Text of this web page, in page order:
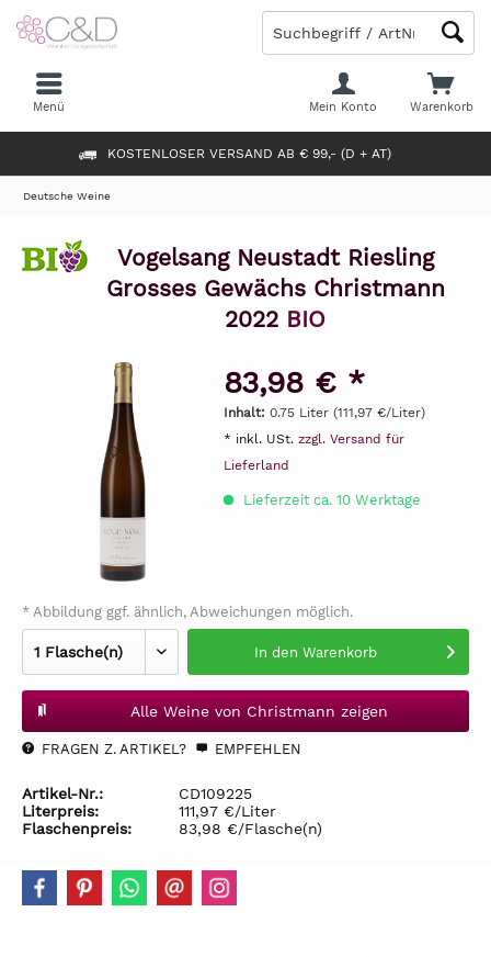
KOSTENLOSER VERSAND AB € 99,- (D + AT)
Warenkorb
Mein Konto
Menü
Deutsche Weine
Vogelsang Neustadt Riesling
Grosses Gewächs Christmann
2022 BIO
83,98 € *
Inhalt: 0.75 Liter (111,97 €/Liter)
* inkl. USt. zzgl. Versand für
Lieferland
Lieferzeit ca. 10 Werktage
* Abbildung ggf. ähnlich, Abweichungen möglich.
In den Warenkorb
Alle Weine von Christmann zeigen
FRAGEN Z. ARTIKEL? EMPFEHLEN
Artikel-Nr.:
CD109225
Literpreis:
111,97 €/Liter
Flaschenpreis:
83,98 €/Flasche(n)